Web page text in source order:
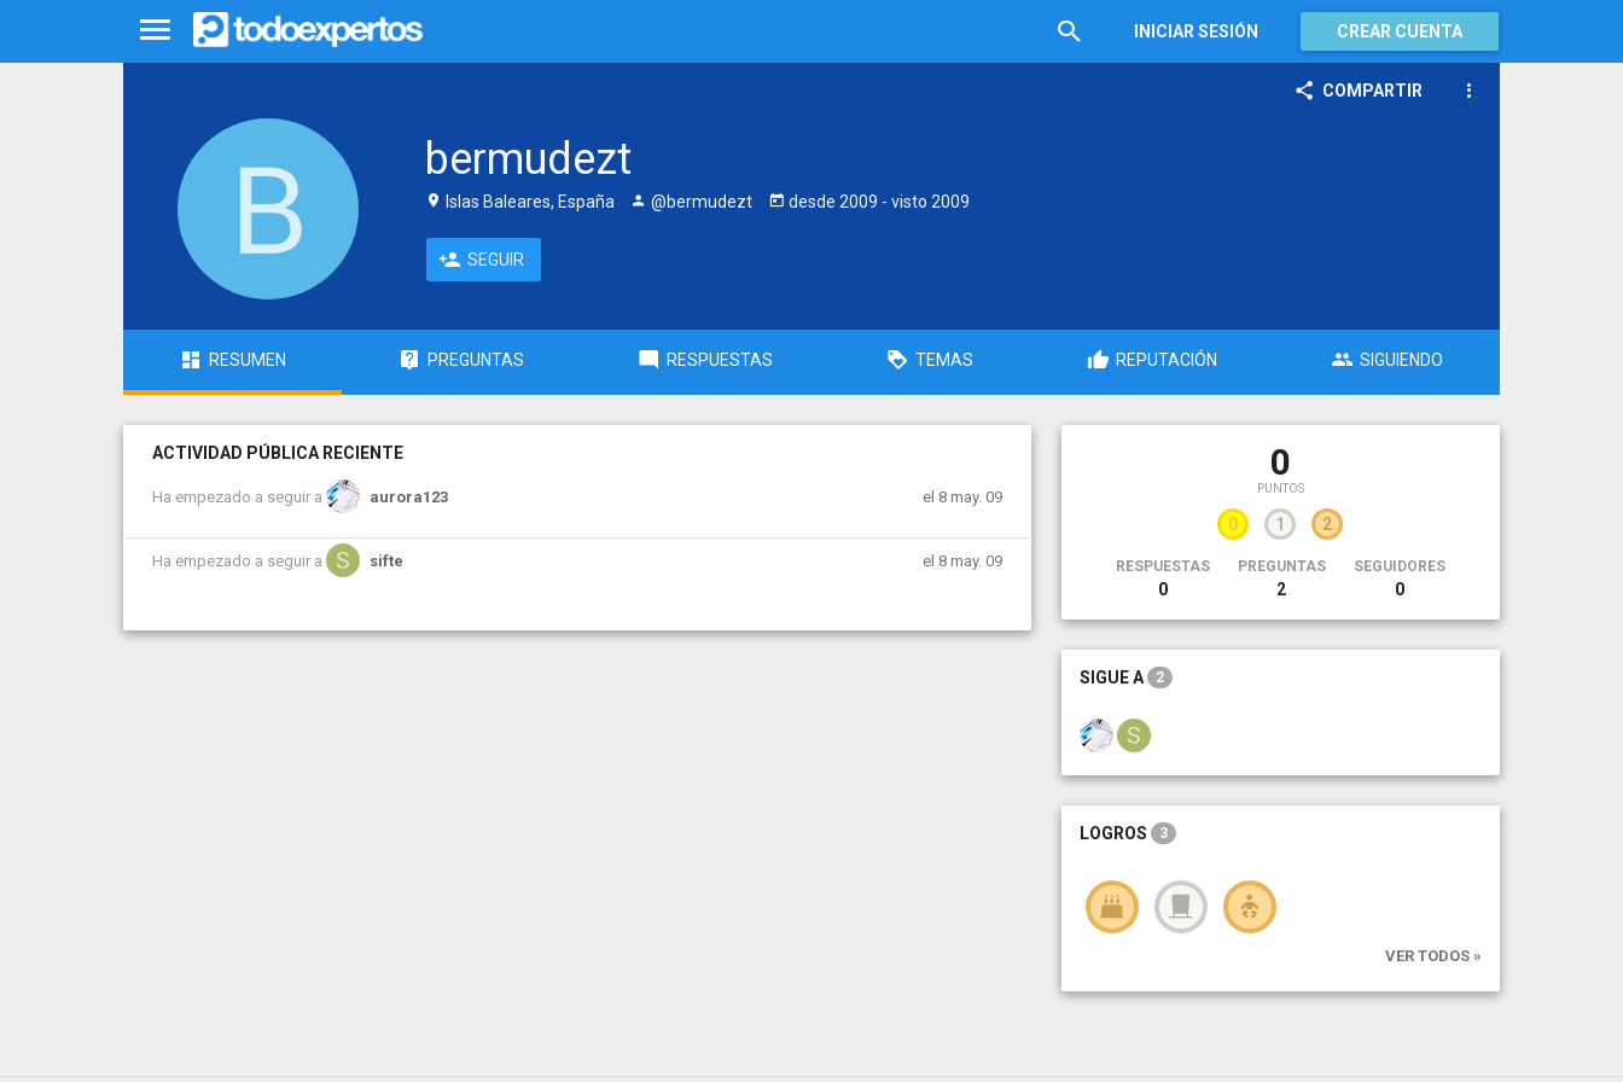
INICIAR SESIÓN CREAR CUENTA
COMPARTIR
bermudezt
Islas Baleares, España @bermudezt desde 2009 - visto 2009
SEGUIR
RESUMEN PREGUNTAS RESPUESTAS TEMAS REPUTACIÓN SIGUIENDO
ACTIVIDAD PÚBLICA RECIENTE
Ha empezado a seguir a aurora123 el 8 may. 09
Ha empezado a seguir a sifte el 8 may. 09
0
PUNTOS
0 1 2
RESPUESTAS
0
PREGUNTAS
2
SEGUIDORES
0
SIGUE A 2
LOGROS 3
VER TODOS »